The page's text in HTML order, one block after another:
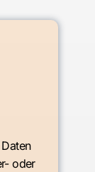
oder